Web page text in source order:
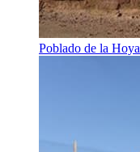
Poblado de la Hoya